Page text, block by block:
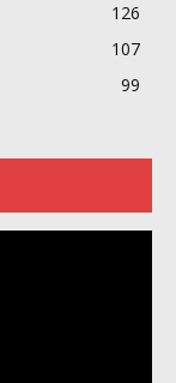
126
107
99